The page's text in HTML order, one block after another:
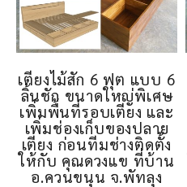
เตียงไม้สัก 6 ฟุต แบบ 6
ลิ้นชัก ขนาดใหญ่พิเศษ
เพิ่มพื้นที่รอบเตียง และ
เพิ่มช่องเก็บของปลาย
เตียง ก่อนทีมช่างติดตั้ง
ให้กับ คุณดวงแข ที่บ้าน
อ.ควนขนุน จ.พัทลุง